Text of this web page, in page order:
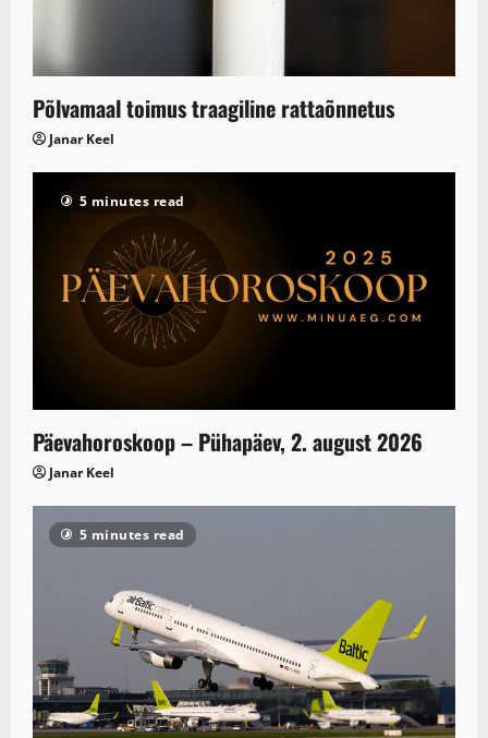
Põlvamaal toimus traagiline rattaõnnetus
Janar Keel
5 minutes read
Päevahoroskoop – Pühapäev, 2. august 2026
Janar Keel
5 minutes read